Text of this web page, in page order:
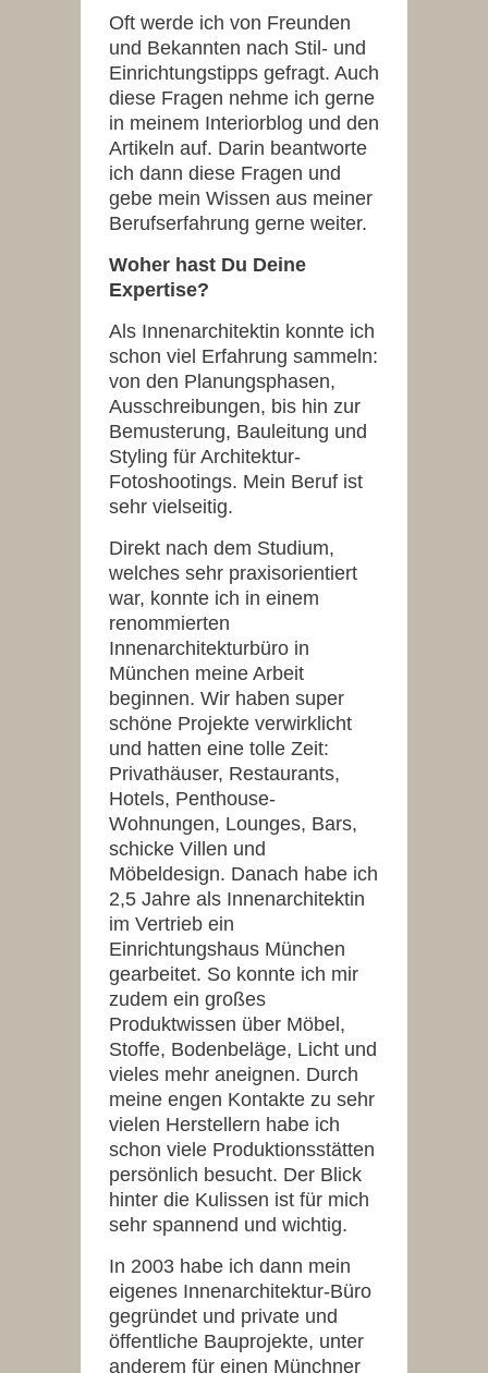
Oft werde ich von Freunden
und Bekannten nach Stil- und
Einrichtungstipps gefragt. Auch
diese Fragen nehme ich gerne
in meinem Interiorblog und den
Artikeln auf. Darin beantworte
ich dann diese Fragen und
gebe mein Wissen aus meiner
Berufserfahrung gerne weiter.
Woher hast Du Deine
Expertise?
Als Innenarchitektin konnte ich
schon viel Erfahrung sammeln:
von den Planungsphasen,
Ausschreibungen, bis hin zur
Bemusterung, Bauleitung und
Styling für Architektur-
Fotoshootings. Mein Beruf ist
sehr vielseitig.
Direkt nach dem Studium,
welches sehr praxisorientiert
war, konnte ich in einem
renommierten
Innenarchitekturbüro in
München meine Arbeit
beginnen. Wir haben super
schöne Projekte verwirklicht
und hatten eine tolle Zeit:
Privathäuser, Restaurants,
Hotels, Penthouse-
Wohnungen, Lounges, Bars,
schicke Villen und
Möbeldesign. Danach habe ich
2,5 Jahre als Innenarchitektin
im Vertrieb ein
Einrichtungshaus München
gearbeitet. So konnte ich mir
zudem ein großes
Produktwissen über Möbel,
Stoffe, Bodenbeläge, Licht und
vieles mehr aneignen. Durch
meine engen Kontakte zu sehr
vielen Herstellern habe ich
schon viele Produktionsstätten
persönlich besucht. Der Blick
hinter die Kulissen ist für mich
sehr spannend und wichtig.
In 2003 habe ich dann mein
eigenes Innenarchitektur-Büro
gegründet und private und
öffentliche Bauprojekte, unter
anderem für einen Münchner